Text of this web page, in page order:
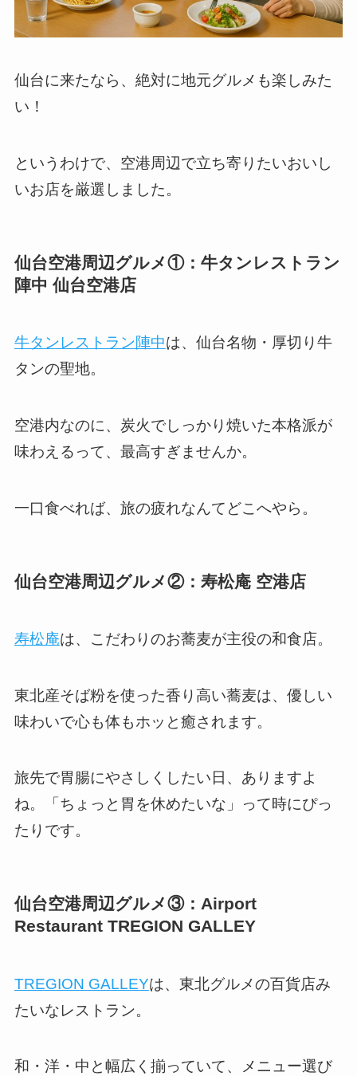
仙台に来たなら、絶対に地元グルメも楽しみた
い！
というわけで、空港周辺で立ち寄りたいおいし
いお店を厳選しました。
仙台空港周辺グルメ①：牛タンレストラン
陣中 仙台空港店
牛タンレストラン陣中は、仙台名物・厚切り牛
タンの聖地。
空港内なのに、炭火でしっかり焼いた本格派が
味わえるって、最高すぎませんか。
一口食べれば、旅の疲れなんてどこへやら。
仙台空港周辺グルメ②：寿松庵 空港店
寿松庵は、こだわりのお蕎麦が主役の和食店。
東北産そば粉を使った香り高い蕎麦は、優しい
味わいで心も体もホッと癒されます。
旅先で胃腸にやさしくしたい日、ありますよ
ね。「ちょっと胃を休めたいな」って時にぴっ
たりです。
仙台空港周辺グルメ③：Airport
Restaurant TREGION GALLEY
TREGION GALLEYは、東北グルメの百貨店み
たいなレストラン。
和・洋・中と幅広く揃っていて、メニュー選び